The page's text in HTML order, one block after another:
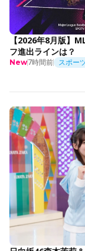
【2026年8月版】
フ進出ラインは？
New7時間前 スポー